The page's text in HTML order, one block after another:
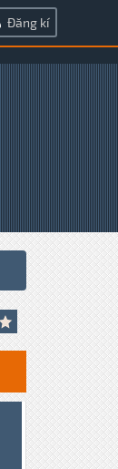
Đăng kí